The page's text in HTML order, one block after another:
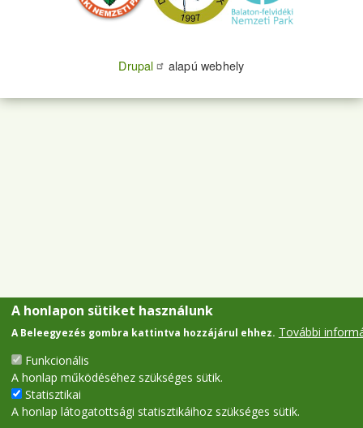
Drupal alapú webhely
A honlapon sütiket használunk
A Beleegyezés gombra kattintva hozzájárul ehhez. További
Funkcionális
A honlap működéséhez szükséges sütik.
Statisztikai
A honlap látogatottsági statisztikáihoz szükséges sütik.